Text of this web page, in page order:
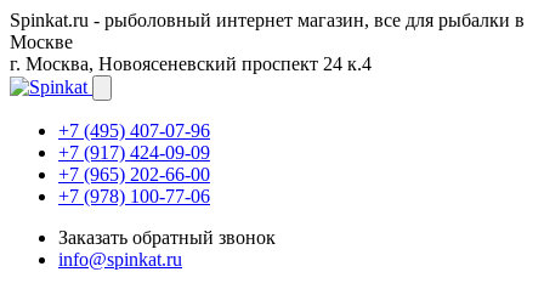
Spinkat.ru - рыболовный интернет магазин, все для рыбалки в
Москве
г. Москва, Новоясеневский проспект 24 к.4
+7 (495) 407-07-96
+7 (917) 424-09-09
+7 (965) 202-66-00
+7 (978) 100-77-06
Заказать обратный звонок
info@spinkat.ru